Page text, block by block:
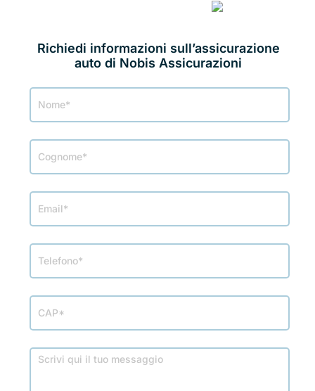
Richiedi informazioni sull’assicurazione
auto di Nobis Assicurazioni
info
Nobis
Assicurazioni